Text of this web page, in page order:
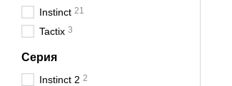
Instinct 21
Tactix 3
Серия
Instinct 2 2